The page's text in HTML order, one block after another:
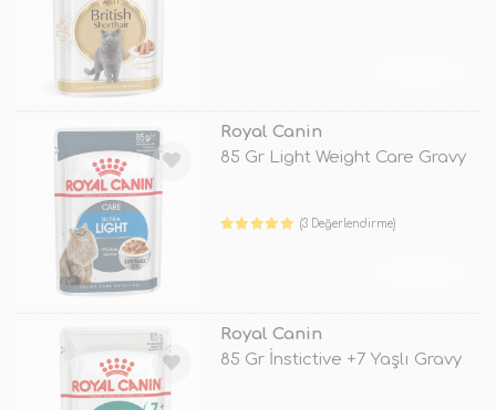
Royal Canin
85 Gr Light Weight Care Gravy
(3 Değerlendirme)
Royal Canin
85 Gr İnstictive +7 Yaşlı Gravy